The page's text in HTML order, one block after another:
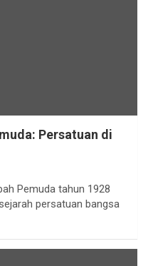
Persatuan di
Pemuda tahun 1928
persatuan bangsa